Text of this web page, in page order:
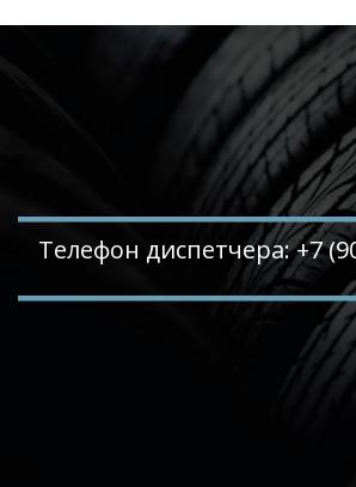
Телефон диспетчера: +7